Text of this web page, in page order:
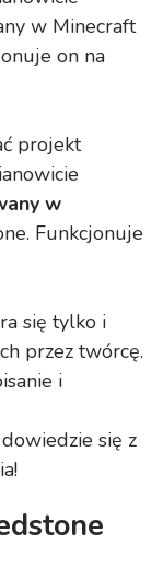
w Minecraft
on na
projekt
w
Funkcjonuje
się tylko i
przez twórcę.
i
się z